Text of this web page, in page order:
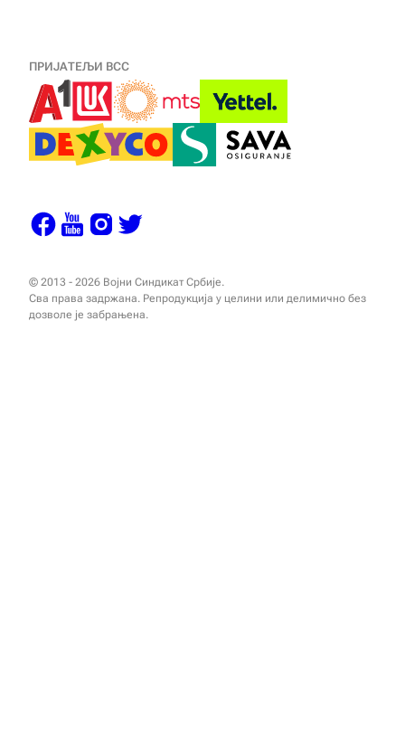
ПРИЈАТЕЉИ ВСС
© 2013 - 2026 Војни Синдикат Србије.
Сва права задржана. Репродукција у целини или делимично без
дозволе је забрањена.